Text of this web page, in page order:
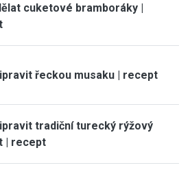
cuketové bramboráky |
řeckou musaku | recept
tradiční turecký rýžový
| recept